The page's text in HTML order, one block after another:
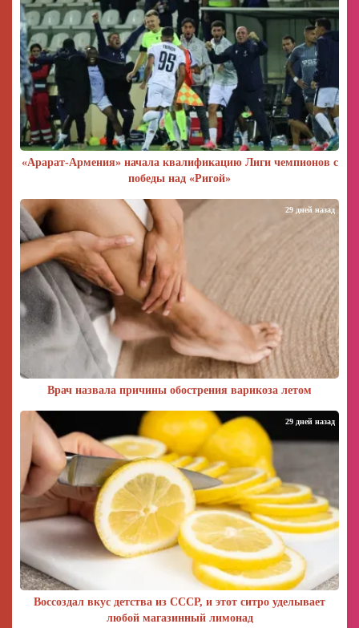
«Арарат‑Армения» начала квалификацию Лиги чемпионов с
победы над «Ригой»
Врач назвала причины обострения варикоза летом
29 дней назад
Воссоздал вкус детства из СССР, и этот ситро уделывает
любой магазинный лимонад
29 дней назад